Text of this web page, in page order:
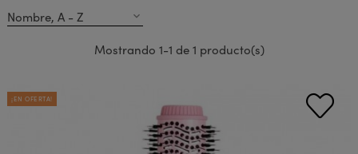
Nombre, A - Z expand_more
Mostrando 1-1 de 1 producto(s)
¡EN OFERTA!